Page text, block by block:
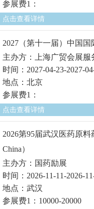
参展费1：
点击查看详情
2027（第十一届）中国
主办方：上海广贸会展服
时间：2027-04-23-2027-
地点：北京
参展费1：
点击查看详情
2026第95届武汉医药原
China）
主办方：国药励展
时间：2026-11-11-2026-
地点：武汉
参展费1：10000-20000